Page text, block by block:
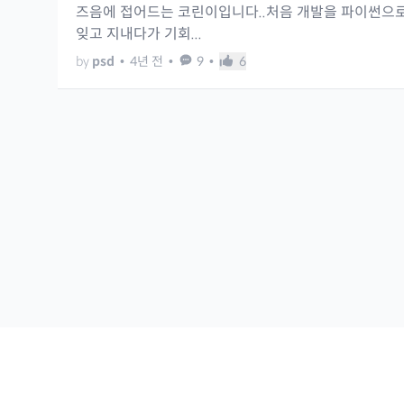
즈음에 접어드는 코린이입니다..처음 개발을 파이썬으
잊고 지내다가 기회...
by psd • 4년 전 • 9 • 6